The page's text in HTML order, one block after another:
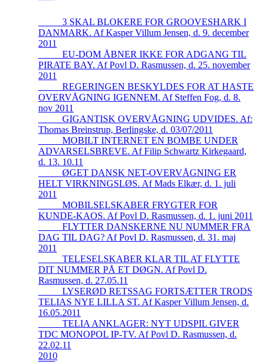
_____3 SKAL BLOKERE FOR GROOVESHARK I
DANMARK. Af Kasper Villum Jensen, d. 9. december
2011
_____EU-DOM ÅBNER IKKE FOR ADGANG TIL
PIRATE BAY. Af Povl D. Rasmussen, d. 25. november
2011
_____REGERINGEN BESKYLDES FOR AT HASTE
OVERVÅGNING IGENNEM. Af Steffen Fog, d. 8.
nov 2011
_____GIGANTISK OVERVÅGNING UDVIDES. Af:
Thomas Breinstrup, Berlingske, d. 03/07/2011
_____MOBILT INTERNET EN BOMBE UNDER
ADVARSELSBREVE. Af Filip Schwartz Kirkegaard,
d. 13. 10.11
_____ØGET DANSK NET-OVERVÅGNING ER
HELT VIRKNINGSLØS. Af Mads Elkær, d. 1. juli
2011
_____MOBILSELSKABER FRYGTER FOR
KUNDE-KAOS. Af Povl D. Rasmussen, d. 1. juni 2011
_____FLYTTER DANSKERNE NU NUMMER FRA
DAG TIL DAG? Af Povl D. Rasmussen, d. 31. maj
2011
_____TELESELSKABER KLAR TIL AT FLYTTE
DIT NUMMER PÅ ET DØGN. Af Povl D.
Rasmussen, d. 27.05.11
_____LYSERØD RETSSAG FORTSÆTTER TRODS
TELIAS NYE LILLA ST. Af Kasper Villum Jensen, d.
16.05.2011
_____TELIA ANKLAGER: NYT UDSPIL GIVER
TDC MONOPOL IP-TV. Af Povl D. Rasmussen, d.
22.02.11
2010